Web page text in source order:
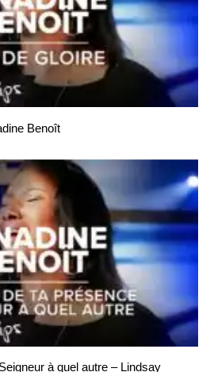
Benoît
à quel autre – Lindsay